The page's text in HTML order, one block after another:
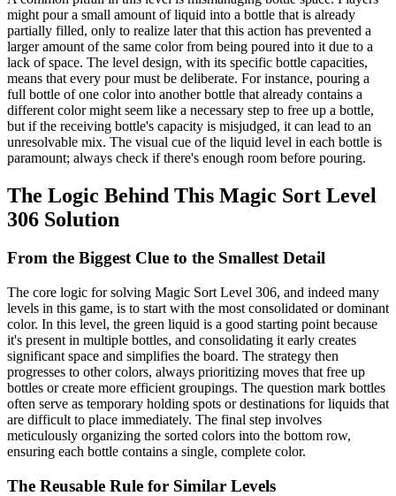
might pour a small amount of liquid into a bottle that is already
partially filled, only to realize later that this action has prevented a
larger amount of the same color from being poured into it due to a
lack of space. The level design, with its specific bottle capacities,
means that every pour must be deliberate. For instance, pouring a
full bottle of one color into another bottle that already contains a
different color might seem like a necessary step to free up a bottle,
but if the receiving bottle's capacity is misjudged, it can lead to an
unresolvable mix. The visual cue of the liquid level in each bottle is
paramount; always check if there's enough room before pouring.
The Logic Behind This Magic Sort Level
306 Solution
From the Biggest Clue to the Smallest Detail
The core logic for solving Magic Sort Level 306, and indeed many
levels in this game, is to start with the most consolidated or dominant
color. In this level, the green liquid is a good starting point because
it's present in multiple bottles, and consolidating it early creates
significant space and simplifies the board. The strategy then
progresses to other colors, always prioritizing moves that free up
bottles or create more efficient groupings. The question mark bottles
often serve as temporary holding spots or destinations for liquids that
are difficult to place immediately. The final step involves
meticulously organizing the sorted colors into the bottom row,
ensuring each bottle contains a single, complete color.
The Reusable Rule for Similar Levels